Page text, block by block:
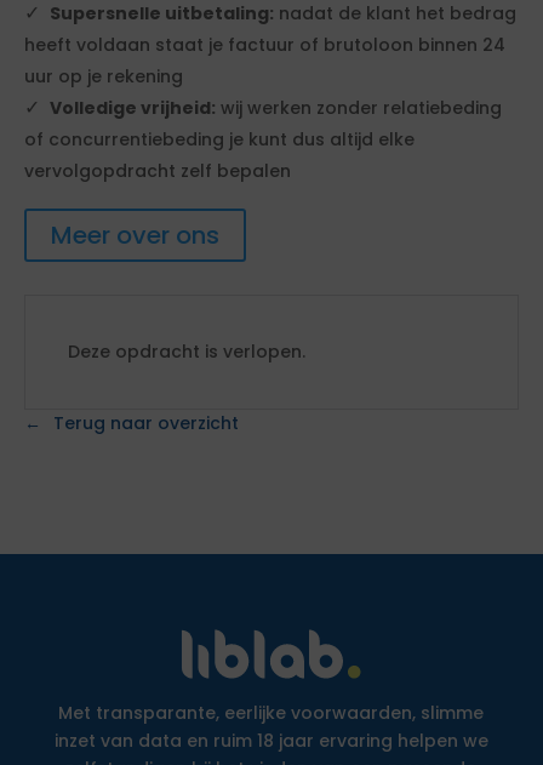
Supersnelle uitbetaling: nadat de klant het bedrag
heeft voldaan staat je factuur of brutoloon binnen 24
uur op je rekening
Volledige vrijheid: wij werken zonder relatiebeding
of concurrentiebeding je kunt dus altijd elke
vervolgopdracht zelf bepalen
Meer over ons
Deze opdracht is verlopen.
Terug naar overzicht
Met transparante, eerlijke voorwaarden, slimme
inzet van data en ruim 18 jaar ervaring helpen we